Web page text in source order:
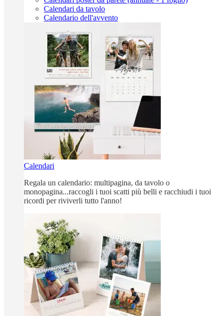
Calendari da tavolo
Calendario dell'avvento
Calendari
Regala un calendario: multipagina, da tavolo o
monopagina...raccogli i tuoi scatti più belli e racchiudi i tuoi
ricordi per riviverli tutto l'anno!